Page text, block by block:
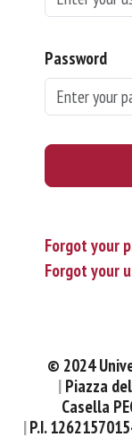
Password
Forgot your
Forgot your
© 2024
Piazza
Casella
P.I.